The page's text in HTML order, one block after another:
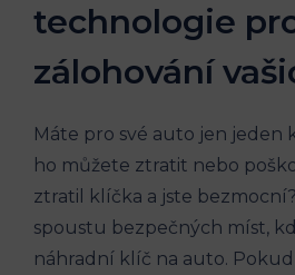
technologie
zálohování
Máte pro⁣ své auto jen jeden
ho můžete ztratit nebo
ztratil klíčka a jste
spoustu bezpečných míst,
náhradní klíč na‌ auto.